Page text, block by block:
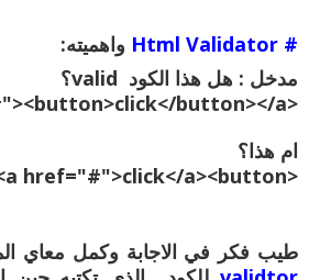
# Html Validator
واهميته:
مدخل : هل هذا الكود valid؟
<a href="#"><button>click</button></a>
ام هذا؟
<button><a href="#">click</a><button>
طيب فكر في الاجابة وكمل معاي